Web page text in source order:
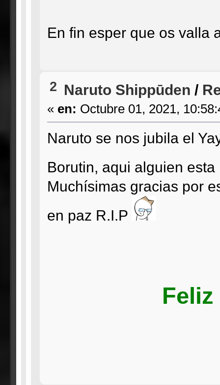
En fin esper que os valla
2 Naruto Shippūden /
« en: Octubre 01, 2021,
Naruto se nos jubila el
Borutin, aqui alguien
Muchísimas gracias por
en paz R.I.P